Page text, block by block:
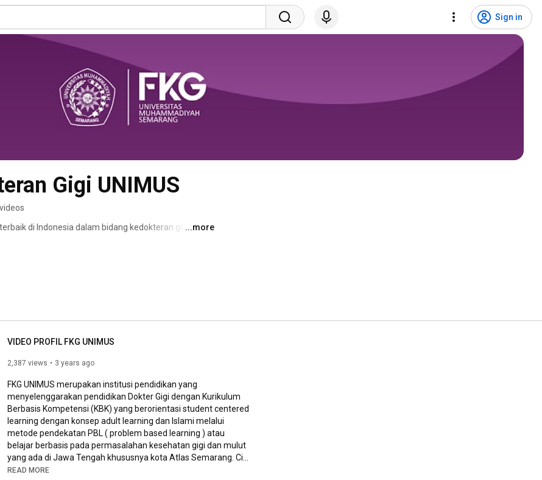
Sign in
Gigi UNIMUS
di Indonesia dalam bidang kedokteran gigi.
Unimus menjadi tempat yang ideal untuk menimba
kedokteran gigi.
...more
VIDEO PROFIL FKG UNIMUS
2,387 views 3 years ago
FKG UNIMUS merupakan institusi pendidikan yang
menyelenggarakan pendidikan Dokter Gigi dengan Kurikulum
Berbasis Kompetensi (KBK) yang berorientasi student centered
learning dengan konsep adult learning dan Islami melalui
metode pendekatan PBL ( problem based learning ) atau
belajar berbasis pada permasalahan kesehatan gigi dan mulut
yang ada di Jawa Tengah khususnya kota Atlas Semarang. Ciri
dan unggulan FKG UNIMUS adalah Kedokteran Gigi dengan
READ MORE